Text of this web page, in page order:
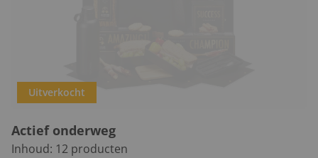
Uitverkocht
Actief onderweg
Inhoud: 12 producten